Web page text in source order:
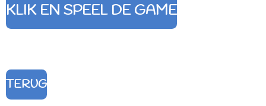
KLIK EN SPEEL DE GAME
TERUG